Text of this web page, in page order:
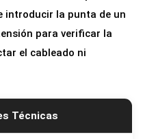
introducir la punta de un
para verificar la
el cableado ni
Técnicas